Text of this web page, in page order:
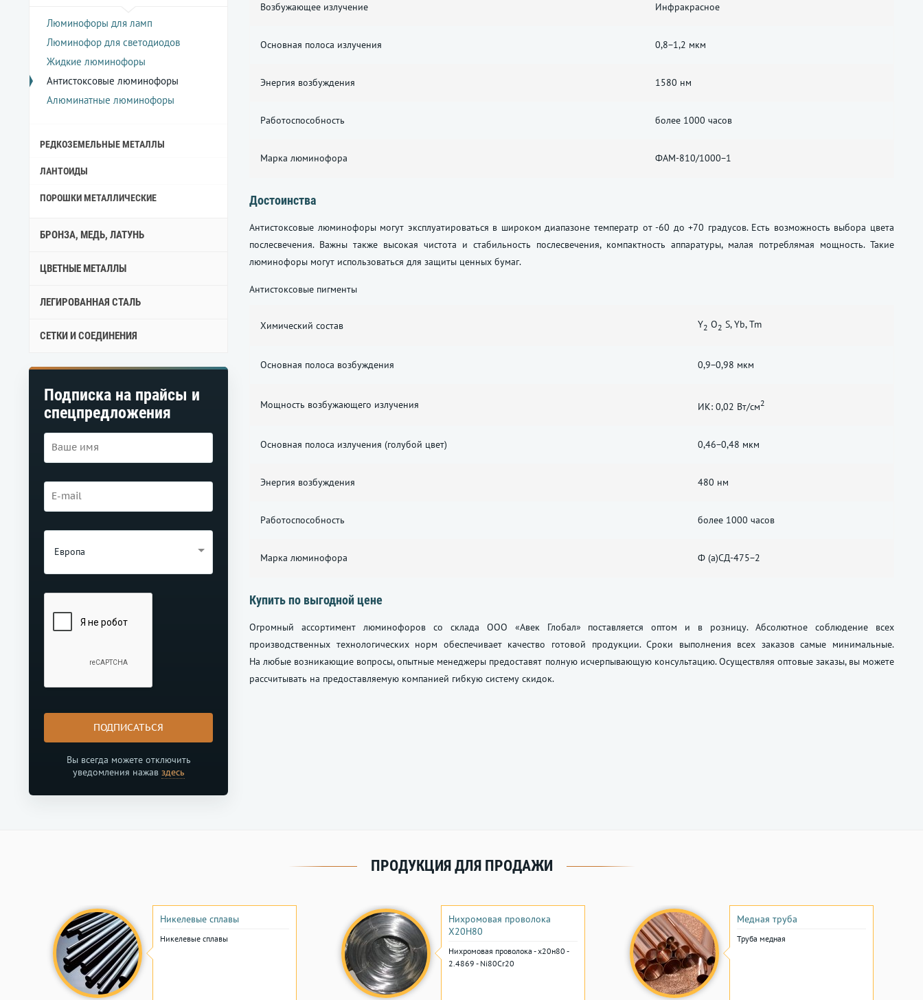
Люминофоры для ламп
Люминофор для светодиодов
Жидкие люминофоры
Антистоксовые люминофоры
Алюминатные люминофоры
РЕДКОЗЕМЕЛЬНЫЕ МЕТАЛЛЫ
ЛАНТОИДЫ
ПОРОШКИ МЕТАЛЛИЧЕСКИЕ
БРОНЗА, МЕДЬ, ЛАТУНЬ
ЦВЕТНЫЕ МЕТАЛЛЫ
ЛЕГИРОВАННАЯ СТАЛЬ
СЕТКИ И СОЕДИНЕНИЯ
Подписка на прайсы и
спецпредложения
Европа
ПОДПИСАТЬСЯ
Вы всегда можете отключить
уведомления нажав здесь
Возбужающее излучение Инфракрасное
Основная полоса излучения 0,8−1,2 мкм
Энергия возбуждения 1580 нм
Работоспособность более 1000 часов
Марка люминофора ФАМ-810/1000−1
Достоинства
Антистоксовые люминофоры могут эксплуатироваться в широком диапазоне температр от -60 до +70 градусов. Есть возможность выбора цвета
послесвечения. Важны также высокая чистота и стабильность послесвечения, компактность аппаратуры, малая потреблямая мощность. Такие
люминофоры могут использоваться для защиты ценных бумаг.
Антистоксовые пигменты
Химический состав Y2 O2 S, Yb, Tm
Основная полоса возбуждения 0,9−0,98 мкм
Мощность возбужающего излучения ИК: 0,02 Вт/см2
Основная полоса излучения (голубой цвет) 0,46−0,48 мкм
Энергия возбуждения 480 нм
Работоспособность более 1000 часов
Марка люминофора Ф (а)СД-475−2
Купить по выгодной цене
Огромный ассортимент люминофоров со склада ООО «Авек Глобал» поставляется оптом и в розницу. Абсолютное соблюдение всех
производственных технологических норм обеспечивает качество готовой продукции. Сроки выполнения всех заказов самые минимальные.
На любые возникающие вопросы, опытные менеджеры предоставят полную исчерпывающую консультацию. Осуществляя оптовые заказы, вы можете
рассчитывать на предоставляемую компанией гибкую систему скидок.
ПРОДУКЦИЯ ДЛЯ ПРОДАЖИ
Никелевые сплавы
Никелевые сплавы
Нихромовая проволока
Х20Н80
Нихромовая проволока - х20н80 -
2.4869 - Ni80Cr20
Медная труба
Труба медная